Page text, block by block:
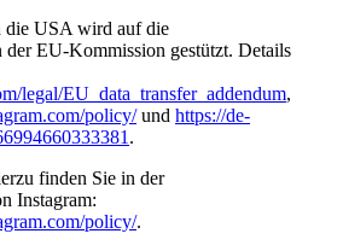
die USA wird auf die
der EU-Kommission gestützt. Details
legal/EU_data_transfer_addendum,
policy/und https://de-
.
finden Sie in der
Instagram:
policy/.